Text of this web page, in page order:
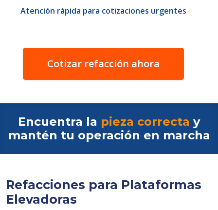
Atención rápida para cotizaciones urgentes
Cotizar refacción ahora
Encuentra la pieza correcta y
mantén tu operación en marcha
Refacciones para Plataformas
Elevadoras